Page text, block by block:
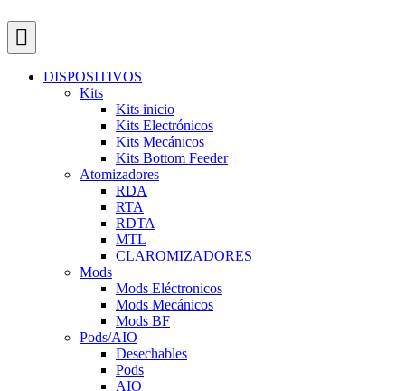
DISPOSITIVOS
Kits
Kits inicio
Kits Electrónicos
Kits Mecánicos
Kits Bottom Feeder
Atomizadores
RDA
RTA
RDTA
MTL
CLAROMIZADORES
Mods
Mods Eléctronicos
Mods Mecánicos
Mods BF
Pods/AIO
Desechables
Pods
AIO